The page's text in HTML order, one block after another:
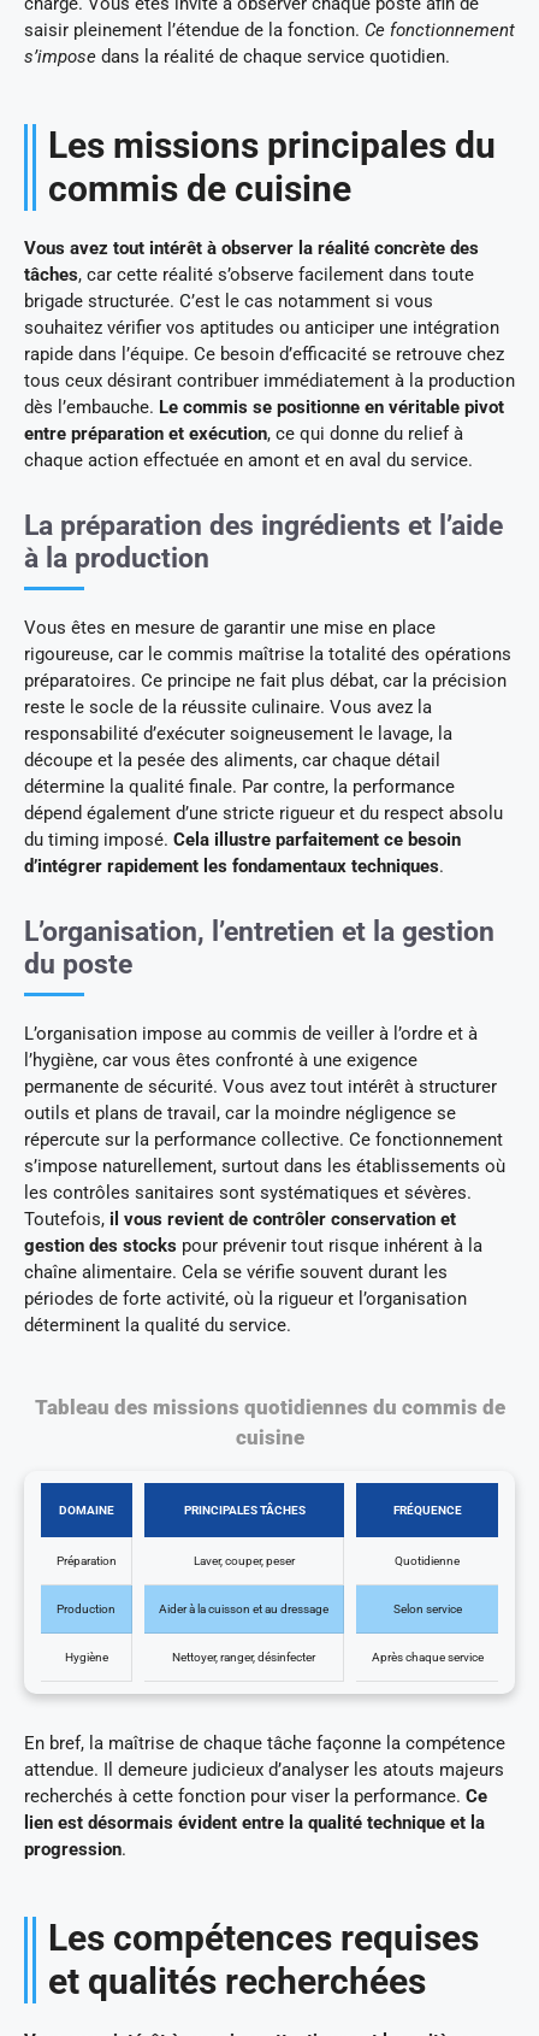
saisir pleinement l’étendue de la fonction. Ce fonctionnement
s’impose dans la réalité de chaque service quotidien.
Les missions principales du
commis de cuisine
Vous avez tout intérêt à observer la réalité concrète des
tâches, car cette réalité s’observe facilement dans toute
brigade structurée. C’est le cas notamment si vous
souhaitez vérifier vos aptitudes ou anticiper une intégration
rapide dans l’équipe. Ce besoin d’efficacité se retrouve chez
tous ceux désirant contribuer immédiatement à la production
dès l’embauche. Le commis se positionne en véritable pivot
entre préparation et exécution, ce qui donne du relief à
chaque action effectuée en amont et en aval du service.
La préparation des ingrédients et l’aide
à la production
Vous êtes en mesure de garantir une mise en place
rigoureuse, car le commis maîtrise la totalité des opérations
préparatoires. Ce principe ne fait plus débat, car la précision
reste le socle de la réussite culinaire. Vous avez la
responsabilité d’exécuter soigneusement le lavage, la
découpe et la pesée des aliments, car chaque détail
détermine la qualité finale. Par contre, la performance
dépend également d’une stricte rigueur et du respect absolu
du timing imposé. Cela illustre parfaitement ce besoin
d’intégrer rapidement les fondamentaux techniques.
L’organisation, l’entretien et la gestion
du poste
L’organisation impose au commis de veiller à l’ordre et à
l’hygiène, car vous êtes confronté à une exigence
permanente de sécurité. Vous avez tout intérêt à structurer
outils et plans de travail, car la moindre négligence se
répercute sur la performance collective. Ce fonctionnement
s’impose naturellement, surtout dans les établissements où
les contrôles sanitaires sont systématiques et sévères.
Toutefois, il vous revient de contrôler conservation et
gestion des stocks pour prévenir tout risque inhérent à la
chaîne alimentaire. Cela se vérifie souvent durant les
périodes de forte activité, où la rigueur et l’organisation
déterminent la qualité du service.
Tableau des missions quotidiennes du commis de
cuisine
DOMAINE PRINCIPALES TÂCHES FRÉQUENCE
Préparation Laver, couper, peser Quotidienne
Production Aider à la cuisson et au dressage Selon service
Hygiène Nettoyer, ranger, désinfecter Après chaque service
En bref, la maîtrise de chaque tâche façonne la compétence
attendue. Il demeure judicieux d’analyser les atouts majeurs
recherchés à cette fonction pour viser la performance. Ce
lien est désormais évident entre la qualité technique et la
progression.
Les compétences requises
et qualités recherchées